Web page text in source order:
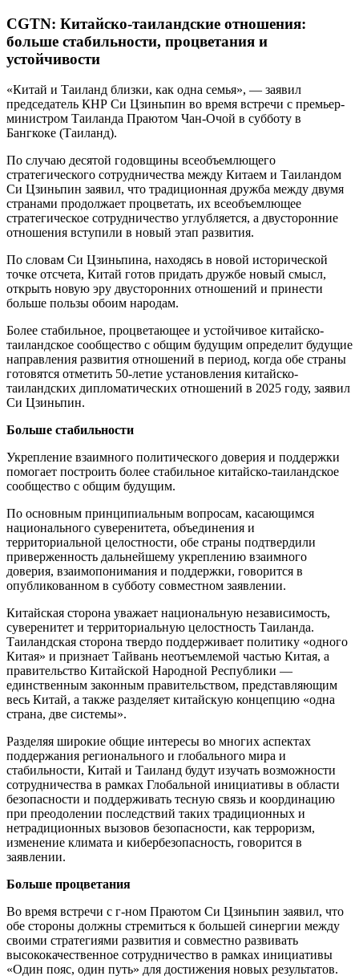
CGTN: Китайско-таиландские отношения:
больше стабильности, процветания и
устойчивости
«Китай и Таиланд близки, как одна семья», — заявил
председатель КНР Си Цзиньпин во время встречи с премьер-
министром Таиланда Праютом Чан-Очой в субботу в
Бангкоке (Таиланд).
По случаю десятой годовщины всеобъемлющего
стратегического сотрудничества между Китаем и Таиландом
Си Цзиньпин заявил, что традиционная дружба между двумя
странами продолжает процветать, их всеобъемлющее
стратегическое сотрудничество углубляется, а двусторонние
отношения вступили в новый этап развития.
По словам Си Цзиньпина, находясь в новой исторической
точке отсчета, Китай готов придать дружбе новый смысл,
открыть новую эру двусторонних отношений и принести
больше пользы обоим народам.
Более стабильное, процветающее и устойчивое китайско-
таиландское сообщество с общим будущим определит будущие
направления развития отношений в период, когда обе страны
готовятся отметить 50-летие установления китайско-
таиландских дипломатических отношений в 2025 году, заявил
Си Цзиньпин.
Больше стабильности
Укрепление взаимного политического доверия и поддержки
помогает построить более стабильное китайско-таиландское
сообщество с общим будущим.
По основным принципиальным вопросам, касающимся
национального суверенитета, объединения и
территориальной целостности, обе страны подтвердили
приверженность дальнейшему укреплению взаимного
доверия, взаимопонимания и поддержки, говорится в
опубликованном в субботу совместном заявлении.
Китайская сторона уважает национальную независимость,
суверенитет и территориальную целостность Таиланда.
Таиландская сторона твердо поддерживает политику «одного
Китая» и признает Тайвань неотъемлемой частью Китая, а
правительство Китайской Народной Республики —
единственным законным правительством, представляющим
весь Китай, а также разделяет китайскую концепцию «одна
страна, две системы».
Разделяя широкие общие интересы во многих аспектах
поддержания регионального и глобального мира и
стабильности, Китай и Таиланд будут изучать возможности
сотрудничества в рамках Глобальной инициативы в области
безопасности и поддерживать тесную связь и координацию
при преодолении последствий таких традиционных и
нетрадиционных вызовов безопасности, как терроризм,
изменение климата и кибербезопасность, говорится в
заявлении.
Больше процветания
Во время встречи с г-ном Праютом Си Цзиньпин заявил, что
обе стороны должны стремиться к большей синергии между
своими стратегиями развития и совместно развивать
высококачественное сотрудничество в рамках инициативы
«Один пояс, один путь» для достижения новых результатов.